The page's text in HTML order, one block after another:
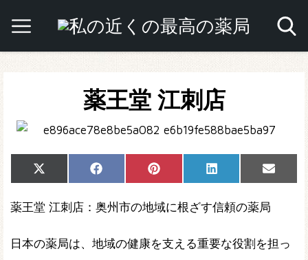
薬王堂 江刺店
Share
on
X
(Twitter)
Share
on
Facebook Share
on
Pinterest Share
on
LinkedIn
Share
on
Email
薬王堂 江刺店：奥州市の地域に根ざす信頼の薬局
日本の薬局は、地域の健康を支える重要な役割を担っ